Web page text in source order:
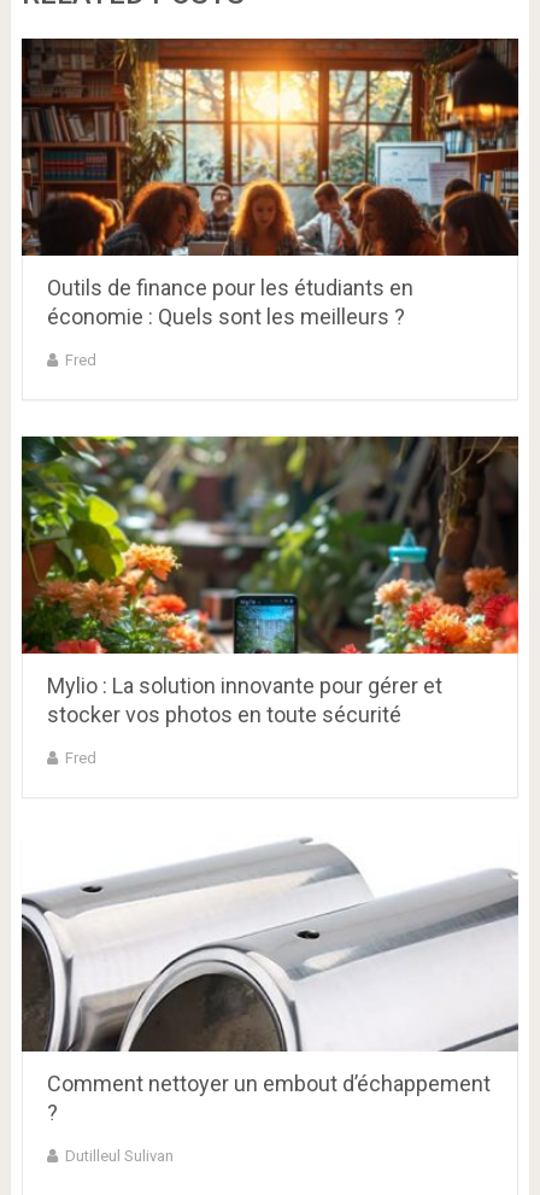
Outils de finance pour les étudiants en
économie : Quels sont les meilleurs ?
Fred
Mylio : La solution innovante pour gérer et
stocker vos photos en toute sécurité
Fred
Comment nettoyer un embout d’échappement
?
Dutilleul Sulivan